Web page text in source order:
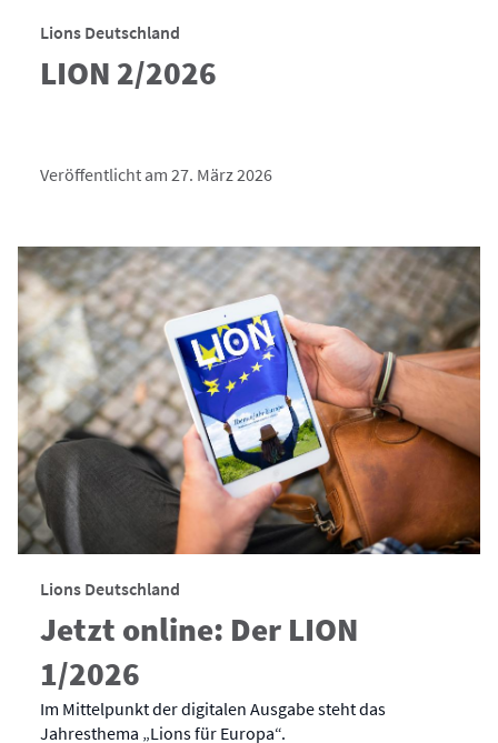
Lions Deutschland
LION 2/2026
Veröffentlicht am 27. März 2026
Lions Deutschland
Jetzt online: Der LION
1/2026
Im Mittelpunkt der digitalen Ausgabe steht das
Jahresthema „Lions für Europa“.